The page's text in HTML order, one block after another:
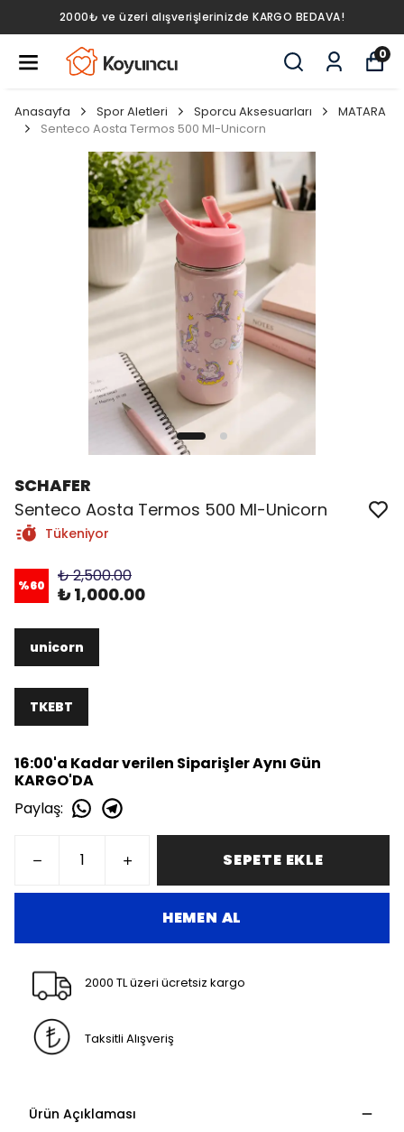
2000₺ ve üzeri alışverişlerinizde KARGO BEDAVA!
0
Anasayfa Spor Aletleri Sporcu Aksesuarları
MATARA
Senteco Aosta Termos 500 Ml-Unicorn
SCHAFER
Senteco Aosta Termos 500 Ml-Unicorn
Tükeniyor
%60 ₺ 2,500.00
₺ 1,000.00
unicorn
TKEBT
16:00'a Kadar verilen Siparişler Aynı Gün
KARGO'DA
Paylaş:
SEPETE EKLE
HEMEN AL
2000 TL üzeri ücretsiz kargo
Taksitli Alışveriş
Ürün Açıklaması